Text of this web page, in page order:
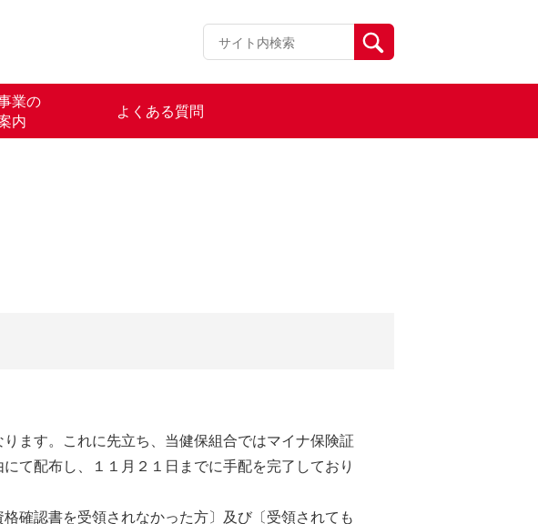
業の
内
よくある質問
ます。これに先立ち、当健保組合ではマイナ保険証
て配布し、１１月２１日までに手配を完了しており
確認書を受領されなかった方〕及び〔受領されても